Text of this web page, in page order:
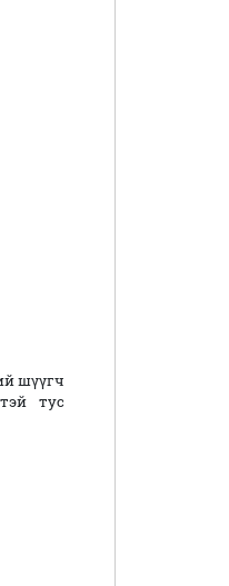
шүүгч
тус